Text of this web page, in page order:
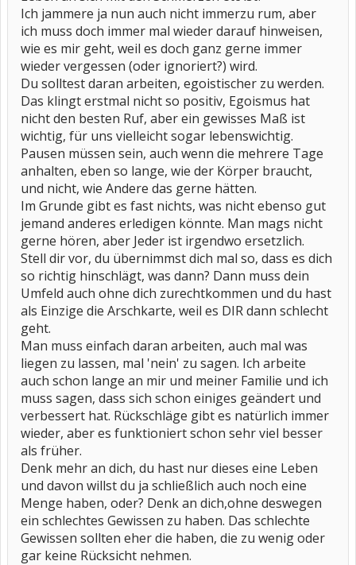
Ich jammere ja nun auch nicht immerzu rum, aber
ich muss doch immer mal wieder darauf hinweisen,
wie es mir geht, weil es doch ganz gerne immer
wieder vergessen (oder ignoriert?) wird.
Du solltest daran arbeiten, egoistischer zu werden.
Das klingt erstmal nicht so positiv, Egoismus hat
nicht den besten Ruf, aber ein gewisses Maß ist
wichtig, für uns vielleicht sogar lebenswichtig.
Pausen müssen sein, auch wenn die mehrere Tage
anhalten, eben so lange, wie der Körper braucht,
und nicht, wie Andere das gerne hätten.
Im Grunde gibt es fast nichts, was nicht ebenso gut
jemand anderes erledigen könnte. Man mags nicht
gerne hören, aber Jeder ist irgendwo ersetzlich.
Stell dir vor, du übernimmst dich mal so, dass es dich
so richtig hinschlägt, was dann? Dann muss dein
Umfeld auch ohne dich zurechtkommen und du hast
als Einzige die Arschkarte, weil es DIR dann schlecht
geht.
Man muss einfach daran arbeiten, auch mal was
liegen zu lassen, mal 'nein' zu sagen. Ich arbeite
auch schon lange an mir und meiner Familie und ich
muss sagen, dass sich schon einiges geändert und
verbessert hat. Rückschläge gibt es natürlich immer
wieder, aber es funktioniert schon sehr viel besser
als früher.
Denk mehr an dich, du hast nur dieses eine Leben
und davon willst du ja schließlich auch noch eine
Menge haben, oder? Denk an dich,ohne deswegen
ein schlechtes Gewissen zu haben. Das schlechte
Gewissen sollten eher die haben, die zu wenig oder
gar keine Rücksicht nehmen.